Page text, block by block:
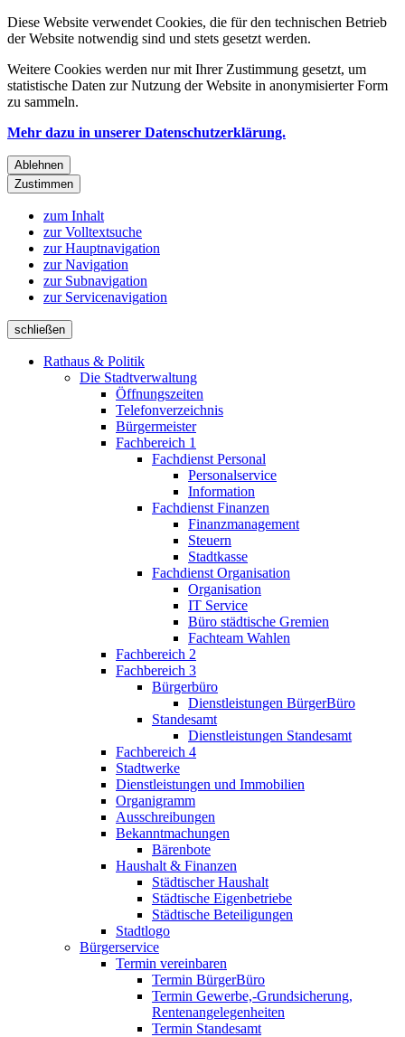
Diese Website verwendet Cookies, die für den technischen Betrieb
der Website notwendig sind und stets gesetzt werden.
Weitere Cookies werden nur mit Ihrer Zustimmung gesetzt, um
statistische Daten zur Nutzung der Website in anonymisierter Form
zu sammeln.
Mehr dazu in unserer Datenschutzerklärung.
Ablehnen
Zustimmen
zum Inhalt
zur Volltextsuche
zur Hauptnavigation
zur Navigation
zur Subnavigation
zur Servicenavigation
schließen
Rathaus & Politik
Die Stadtverwaltung
Öffnungszeiten
Telefonverzeichnis
Bürgermeister
Fachbereich 1
Fachdienst Personal
Personalservice
Information
Fachdienst Finanzen
Finanzmanagement
Steuern
Stadtkasse
Fachdienst Organisation
Organisation
IT Service
Büro städtische Gremien
Fachteam Wahlen
Fachbereich 2
Fachbereich 3
Bürgerbüro
Dienstleistungen BürgerBüro
Standesamt
Dienstleistungen Standesamt
Fachbereich 4
Stadtwerke
Dienstleistungen und Immobilien
Organigramm
Ausschreibungen
Bekanntmachungen
Bärenbote
Haushalt & Finanzen
Städtischer Haushalt
Städtische Eigenbetriebe
Städtische Beteiligungen
Stadtlogo
Bürgerservice
Termin vereinbaren
Termin BürgerBüro
Termin Gewerbe,-Grundsicherung,
Rentenangelegenheiten
Termin Standesamt